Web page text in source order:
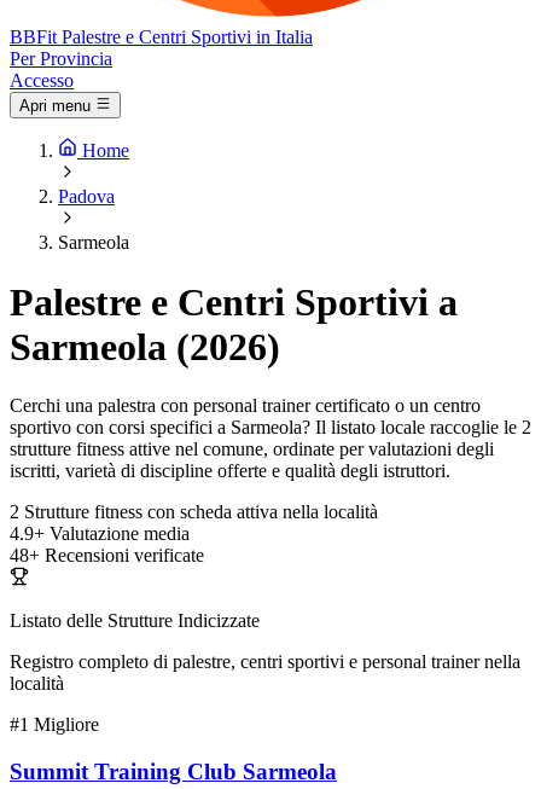
BBFit Palestre e Centri Sportivi in Italia
Per Provincia
Accesso
Apri menu
Home
Padova
Sarmeola
Palestre e Centri Sportivi a
Sarmeola (2026)
Cerchi una palestra con personal trainer certificato o un centro
sportivo con corsi specifici a Sarmeola? Il listato locale raccoglie le 2
strutture fitness attive nel comune, ordinate per valutazioni degli
iscritti, varietà di discipline offerte e qualità degli istruttori.
2 Strutture fitness con scheda attiva nella località
4.9+ Valutazione media
48+ Recensioni verificate
Listato delle Strutture Indicizzate
Registro completo di palestre, centri sportivi e personal trainer nella
località
#1 Migliore
Summit Training Club Sarmeola